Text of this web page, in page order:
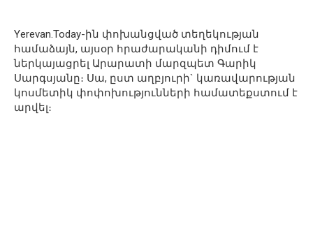
Yerevan.Today-ին փոխանցված տեղեկության
համաձայն, այսօր հրաժարականի դիմում է
ներկայացրել Արարատի մարզպետ Գարիկ
Սարգսյանը։ Սա, ըստ աղբյուրի` կառավարության
կոսմետիկ փոփոխությունների համատեքստում է
արվել։